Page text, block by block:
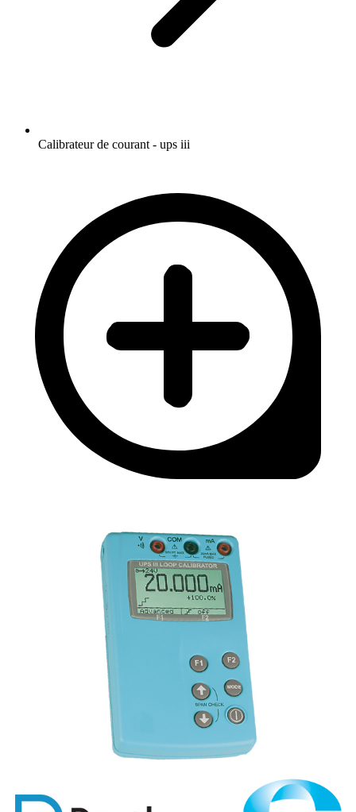
Calibrateur de courant - ups iii